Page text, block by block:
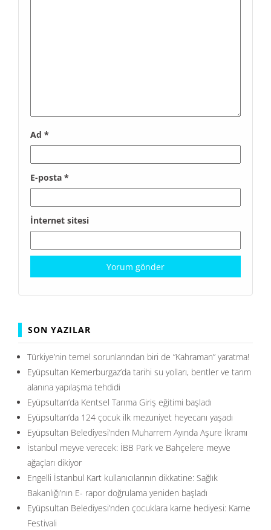
Ad *
E-posta *
İnternet sitesi
SON YAZILAR
Türkiye’nin temel sorunlarından biri de ”Kahraman” yaratma!
Eyüpsultan Kemerburgaz’da tarihi su yolları, bentler ve tarım
alanına yapılaşma tehdidi
Eyüpsultan’da Kentsel Tarıma Giriş eğitimi başladı
Eyüpsultan’da 124 çocuk ilk mezuniyet heyecanı yaşadı
Eyüpsultan Belediyesi’nden Muharrem Ayında Aşure İkramı
İstanbul meyve verecek: İBB Park ve Bahçelere meyve
ağaçları dikiyor
Engelli İstanbul Kart kullanıcılarının dikkatine: Sağlık
Bakanlığı’nın E- rapor doğrulama yeniden başladı
Eyüpsultan Belediyesi’nden çocuklara karne hediyesi: Karne
Festivali